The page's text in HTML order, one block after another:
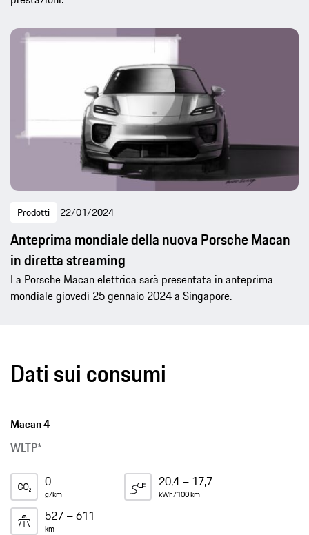
Prodotti 22/01/2024
Anteprima mondiale della nuova Porsche Macan
in diretta streaming
La Porsche Macan elettrica sarà presentata in anteprima
mondiale giovedì 25 gennaio 2024 a Singapore.
Dati sui consumi
Macan 4
WLTP*
0
g/km
20,4 – 17,7
kWh/100 km
527 – 611
km